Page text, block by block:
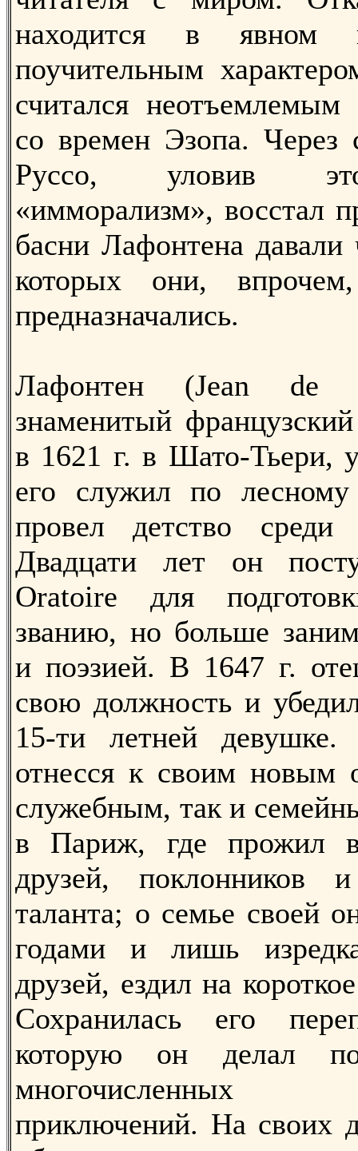
находится в явном
поучительным
считался
со времен Эзопа.
Руссо, уловив
«имморализм», восстал
басни Лафонтена давали
которых они,
предназначались.
Лафонтен (Jean de
знаменитый
в 1621 г. в Шато-Тьери,
его служил по
провел детство
Двадцати лет он
Oratoire для
званию, но больше
и поэзией. В 1647 г.
свою должность и
15-ти летней
отнесся к своим новым
служебным, так и
в Париж, где прожил
друзей, поклонников
таланта; о семье своей
годами и лишь
друзей, ездил на
Сохранилась его
которую он делал
многочисленных
приключений. На своих